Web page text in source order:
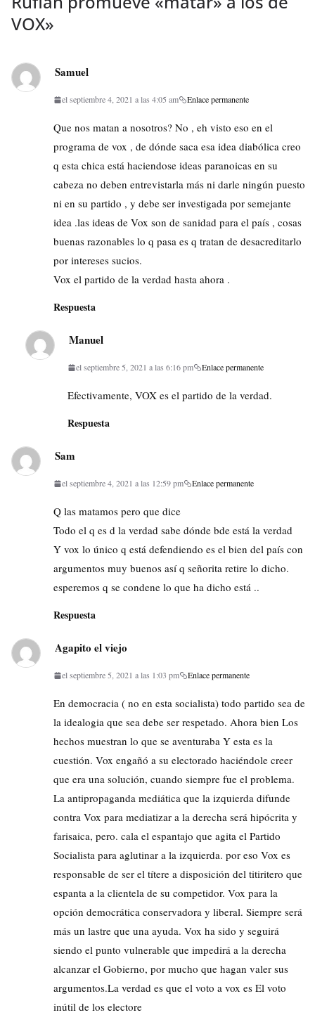
VOX»
Samuel
el septiembre 4, 2021 a las 4:05 am Enlace permanente
Que nos matan a nosotros? No , eh visto eso en el
programa de vox , de dónde saca esa idea diabólica creo
q esta chica está haciendose ideas paranoicas en su
cabeza no deben entrevistarla más ni darle ningún puesto
ni en su partido , y debe ser investigada por semejante
idea .las ideas de Vox son de sanidad para el país , cosas
buenas razonables lo q pasa es q tratan de desacreditarlo
por intereses sucios.
Vox el partido de la verdad hasta ahora .
Respuesta
Manuel
el septiembre 5, 2021 a las 6:16 pm Enlace permanente
Efectivamente, VOX es el partido de la verdad.
Respuesta
Sam
el septiembre 4, 2021 a las 12:59 pm Enlace permanente
Q las matamos pero que dice
Todo el q es d la verdad sabe dónde bde está la verdad
Y vox lo único q está defendiendo es el bien del país con
argumentos muy buenos así q señorita retire lo dicho.
esperemos q se condene lo que ha dicho está ..
Respuesta
Agapito el viejo
el septiembre 5, 2021 a las 1:03 pm Enlace permanente
En democracia ( no en esta socialista) todo partido sea de
la idealogia que sea debe ser respetado. Ahora bien Los
hechos muestran lo que se aventuraba Y esta es la
cuestión. Vox engañó a su electorado haciéndole creer
que era una solución, cuando siempre fue el problema.
La antipropaganda mediática que la izquierda difunde
contra Vox para mediatizar a la derecha será hipócrita y
farisaica, pero. cala el espantajo que agita el Partido
Socialista para aglutinar a la izquierda. por eso Vox es
responsable de ser el títere a disposición del titiritero que
espanta a la clientela de su competidor. Vox para la
opción democrática conservadora y liberal. Siempre será
más un lastre que una ayuda. Vox ha sido y seguirá
siendo el punto vulnerable que impedirá a la derecha
alcanzar el Gobierno, por mucho que hagan valer sus
argumentos.La verdad es que el voto a vox es El voto
inútil de los electore